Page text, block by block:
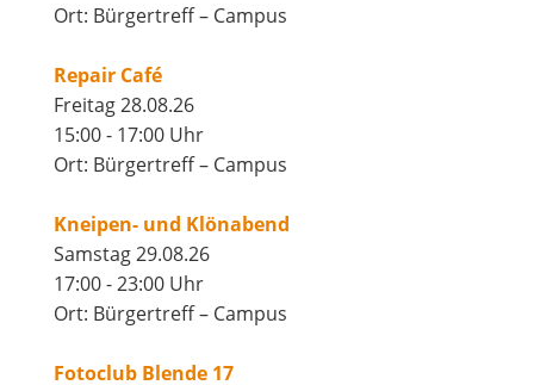
Ort: Bürgertreff – Campus
Repair Café
Freitag 28.08.26
15:00 - 17:00 Uhr
Ort: Bürgertreff – Campus
Kneipen- und Klönabend
Samstag 29.08.26
17:00 - 23:00 Uhr
Ort: Bürgertreff – Campus
Fotoclub Blende 17